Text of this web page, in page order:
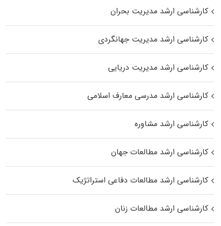
کارشناسی ارشد مدیریت بحران
کارشناسی ارشد مدیریت جهانگردی
کارشناسی ارشد مدیریت دریایی
کارشناسی ارشد مدرسی معارف اسلامی
کارشناسی ارشد مشاوره
کارشناسی ارشد مطالعات جهان
کارشناسی ارشد مطالعات دفاعی استراتژیک
کارشناسی ارشد مطالعات زنان